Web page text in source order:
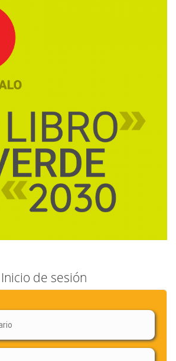
Inicio de sesión